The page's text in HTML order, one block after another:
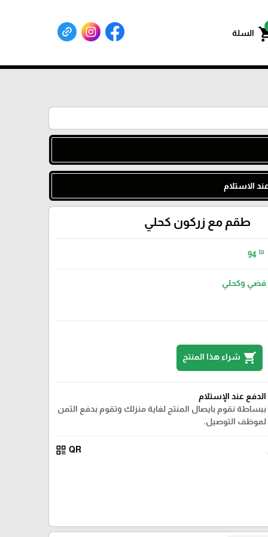
السلة
الاستلام
طقم مع زركون كحلي
94 ₪
فضي وكحلي
shopping_cart شراء هذا المنتج
الدفع عند الإستلام
ببساطة نقوم بايصال المنتج لغاية منزلك وتقوم بدفع الثمن
لموظف التوصيل.
QR
qr_code